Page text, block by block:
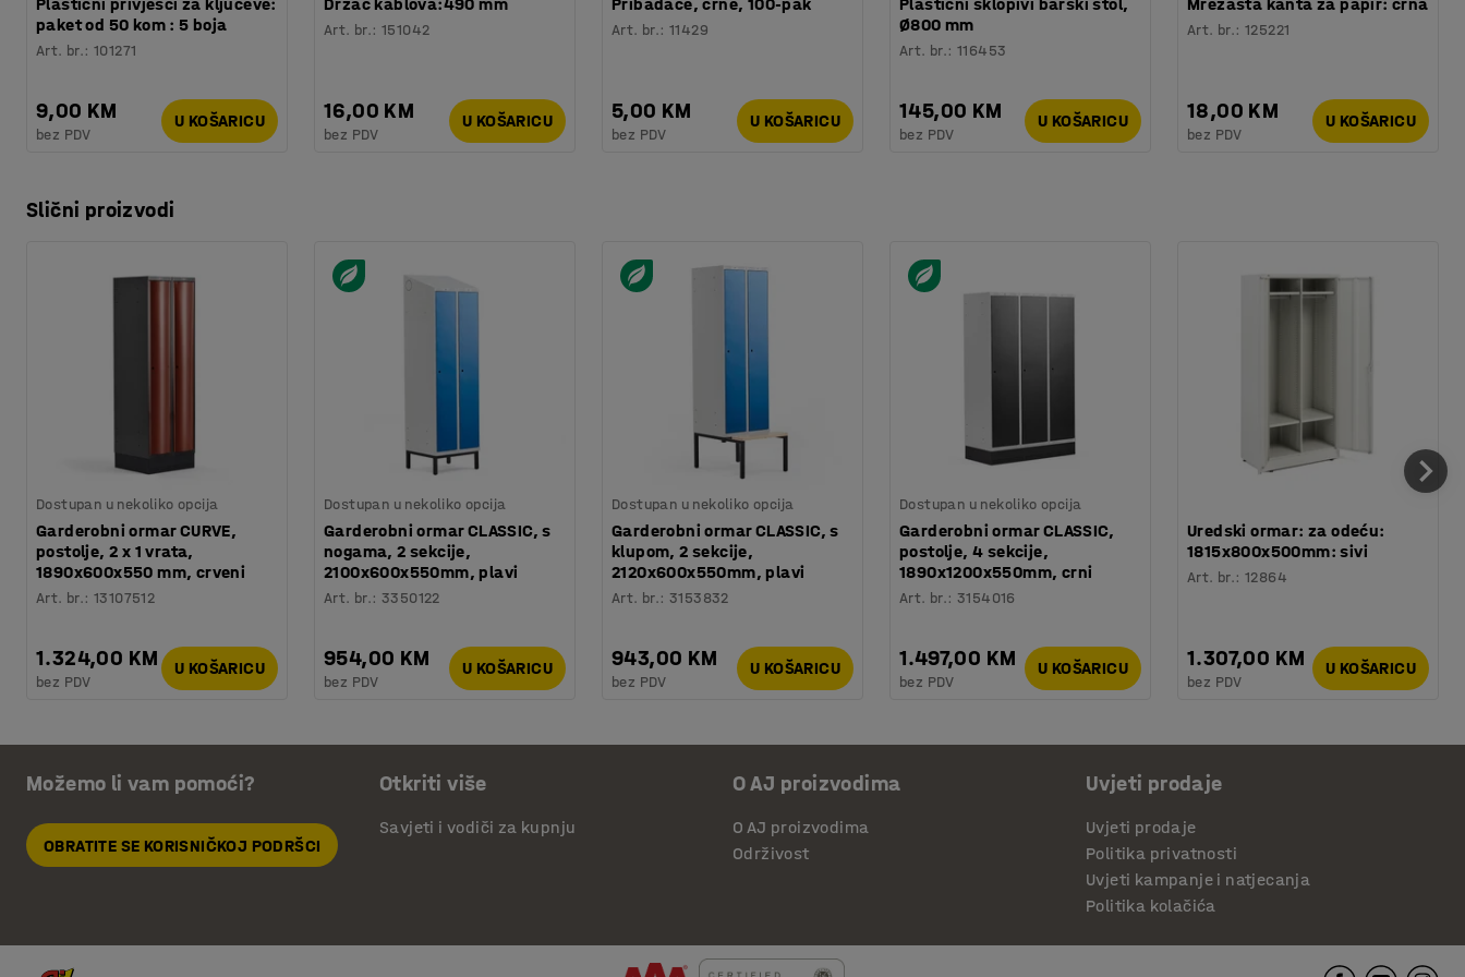
paket od 50 kom : 5 boja
Art. br.:101271
9,00 KM
bez PDV
U KOŠARICU
Art. br.:151042
16,00 KM
bez PDV
U KOŠARICU
Art. br.:11429
5,00 KM
bez PDV
U KOŠARICU
Ø800 mm
Art. br.:116453
145,00 KM
bez PDV
U KOŠARICU
Art. br.:125221
18,00 KM
bez PDV
U KOŠARICU
Slični proizvodi
Dostupan u nekoliko opcija
Garderobni ormar CURVE,
postolje, 2 x 1 vrata,
1890x600x550 mm, crveni
Art. br.:13107512
1.324,00 KM
bez PDV
U KOŠARICU
Dostupan u nekoliko opcija
Garderobni ormar CLASSIC, s
nogama, 2 sekcije,
2100x600x550mm, plavi
Art. br.:3350122
954,00 KM
bez PDV
U KOŠARICU
Dostupan u nekoliko opcija
Garderobni ormar CLASSIC, s
klupom, 2 sekcije,
2120x600x550mm, plavi
Art. br.:3153832
943,00 KM
bez PDV
U KOŠARICU
Dostupan u nekoliko opcija
Garderobni ormar CLASSIC,
postolje, 4 sekcije,
1890x1200x550mm, crni
Art. br.:3154016
1.497,00 KM
bez PDV
U KOŠARICU
Uredski ormar: za odeću:
1815x800x500mm: sivi
Art. br.:12864
1.307,00 KM
bez PDV
U KOŠARICU
Možemo li vam pomoći?
OBRATITE SE KORISNIČKOJ PODRŠCI
Otkriti više
Savjeti i vodiči za kupnju
O AJ proizvodima
O AJ proizvodima
Održivost
Uvjeti prodaje
Uvjeti prodaje
Politika privatnosti
Uvjeti kampanje i natjecanja
Politika kolačića